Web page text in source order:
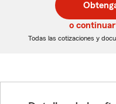
de
5
dígitos
de
5
dígitos
o
Todas las cotizaciones y